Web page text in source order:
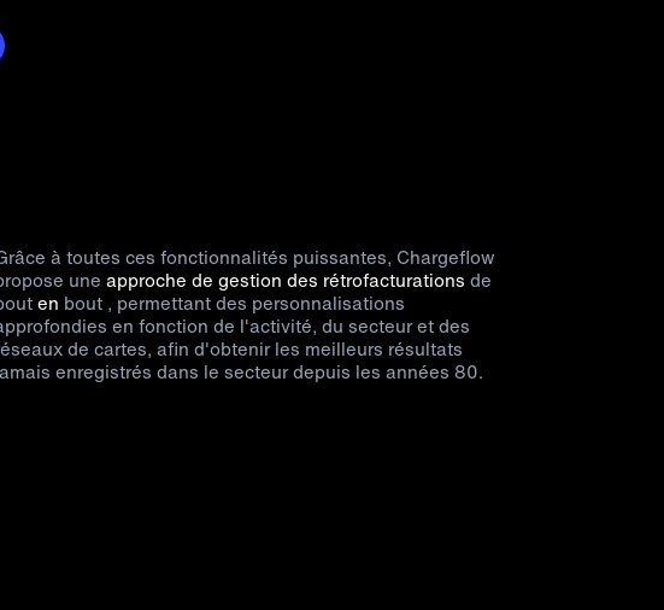
à toutes ces fonctionnalités puissantes, Chargeflow
une approche de gestion des rétrofacturations de
en bout , permettant des personnalisations
en fonction de l'activité, du secteur et des
de cartes, afin d'obtenir les meilleurs résultats
enregistrés dans le secteur depuis les années 80.